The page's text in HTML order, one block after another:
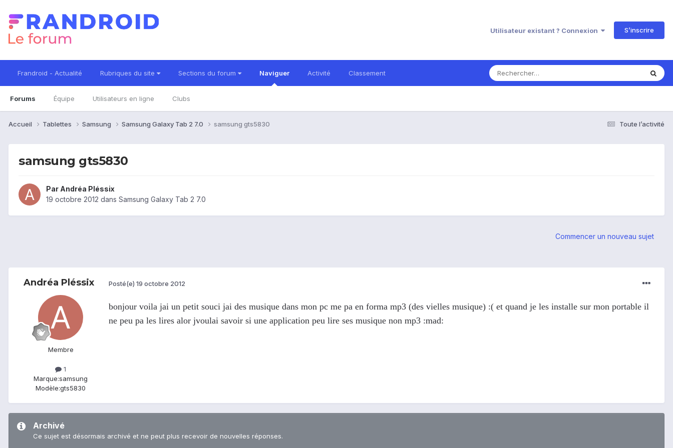
Utilisateur existant ? Connexion S’inscrire
Frandroid - Actualité Rubriques du site Sections du forum Naviguer
Forums Équipe Utilisateurs en ligne Clubs
Activité Classement
Toute l’activité
Accueil Tablettes Samsung Samsung Galaxy Tab 2 7.0 samsung gts5830
samsung gts5830
Par Andréa Pléssix
19 octobre 2012 dans Samsung Galaxy Tab 2 7.0
Commencer un nouveau sujet
Andréa Pléssix
Membre
1
Marque:samsung
Modèle:gts5830
Posté(e) 19 octobre 2012
bonjour voila jai un petit souci jai des musique dans mon pc me pa en forma mp3 (des vielles musique) :( et quand je les installe sur mon portable il
ne peu pa les lires alor jvoulai savoir si une application peu lire ses musique non mp3 :mad:
Archivé
Ce sujet est désormais archivé et ne peut plus recevoir de nouvelles réponses.